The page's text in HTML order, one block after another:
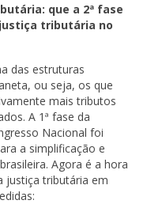
que a 2ª fase
tributária no
das estruturas
ou seja, os que
mais tributos
A 1ª fase da
Nacional foi
a simplificação e
Agora é a hora
justiça tributária em